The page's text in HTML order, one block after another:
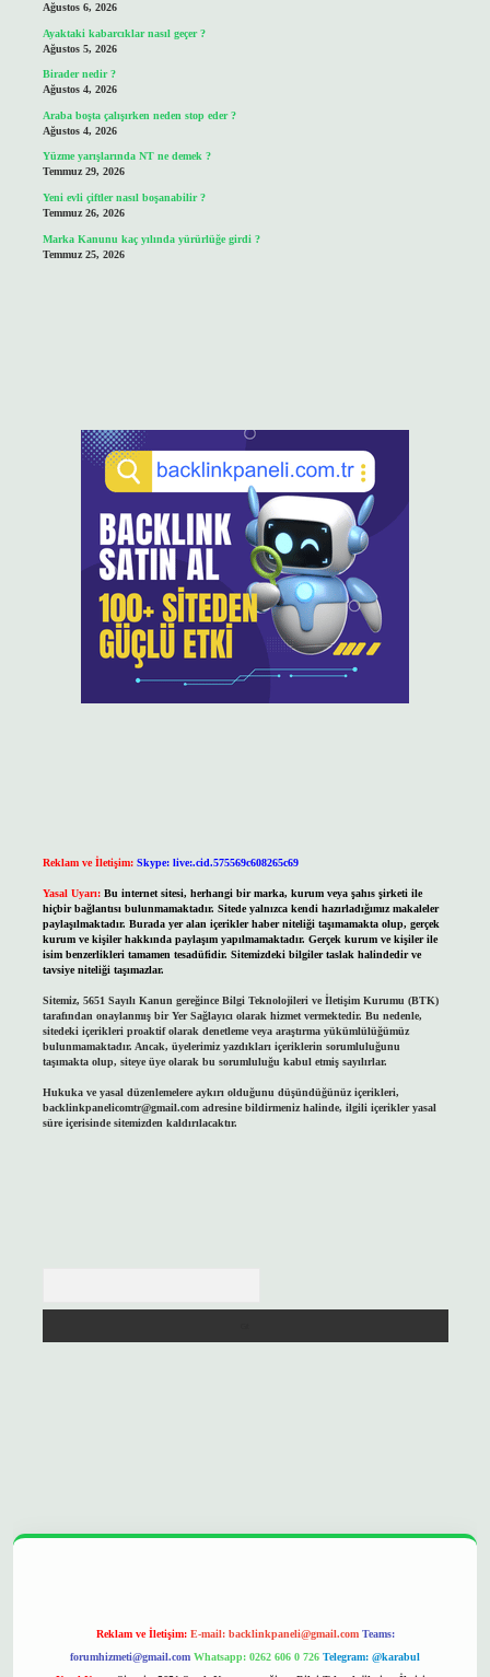
Ağustos 6, 2026
Ayaktaki kabarcıklar nasıl geçer ?
Ağustos 5, 2026
Birader nedir ?
Ağustos 4, 2026
Araba boşta çalışırken neden stop eder ?
Ağustos 4, 2026
Yüzme yarışlarında NT ne demek ?
Temmuz 29, 2026
Yeni evli çiftler nasıl boşanabilir ?
Temmuz 26, 2026
Marka Kanunu kaç yılında yürürlüğe girdi ?
Temmuz 25, 2026
Reklam ve İletişim: Skype: live:.cid.575569c608265c69
Yasal Uyarı: Bu internet sitesi, herhangi bir marka, kurum veya şahıs şirketi ile
hiçbir bağlantısı bulunmamaktadır. Sitede yalnızca kendi hazırladığımız makaleler
paylaşılmaktadır. Burada yer alan içerikler haber niteliği taşımamakta olup, gerçek
kurum ve kişiler hakkında paylaşım yapılmamaktadır. Gerçek kurum ve kişiler ile
isim benzerlikleri tamamen tesadüfidir. Sitemizdeki bilgiler taslak halindedir ve
tavsiye niteliği taşımazlar.
Sitemiz, 5651 Sayılı Kanun gereğince Bilgi Teknolojileri ve İletişim Kurumu (BTK)
tarafından onaylanmış bir Yer Sağlayıcı olarak hizmet vermektedir. Bu nedenle,
sitedeki içerikleri proaktif olarak denetleme veya araştırma yükümlülüğümüz
bulunmamaktadır. Ancak, üyelerimiz yazdıkları içeriklerin sorumluluğunu
taşımakta olup, siteye üye olarak bu sorumluluğu kabul etmiş sayılırlar.
Hukuka ve yasal düzenlemelere aykırı olduğunu düşündüğünüz içerikleri,
backlinkpanelicomtr@gmail.comadresine bildirmeniz halinde, ilgili içerikler yasal
süre içerisinde sitemizden kaldırılacaktır.
Reklam ve İletişim: E-mail: backlinkpaneli@gmail.com Teams:
forumhizmeti@gmail.com Whatsapp: 0262 606 0 726 Telegram: @karabul